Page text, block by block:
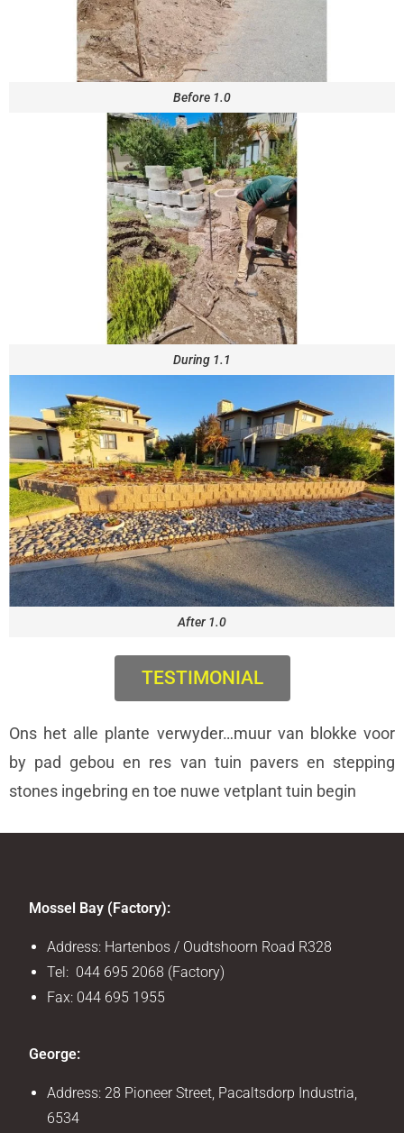
Before 1.0
During 1.1
After 1.0
TESTIMONIAL
Ons het alle plante verwyder…muur van blokke voor
by pad gebou en res van tuin pavers en stepping
stones ingebring en toe nuwe vetplant tuin begin
Mossel Bay (Factory):
Address: Hartenbos / Oudtshoorn Road R328
Tel: 044 695 2068 (Factory)
Fax: 044 695 1955
George:
Address: 28 Pioneer Street, Pacaltsdorp Industria,
6534